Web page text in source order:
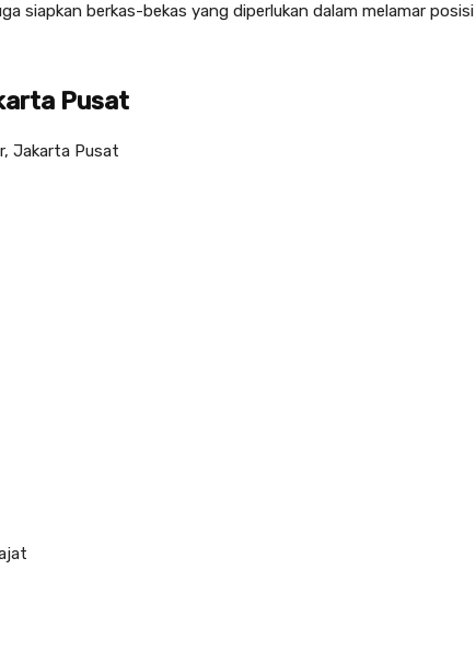
siapkan berkas-bekas yang diperlukan dalam melamar posisi
Pusat
Jakarta Pusat